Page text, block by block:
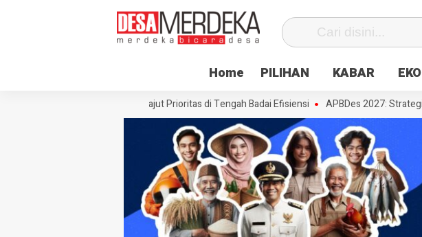
Home PILIHAN KABAR
Desa Paenre Lompoe Merajut Prioritas di Tengah Badai Efisiensi APBDes 2027: Strategi